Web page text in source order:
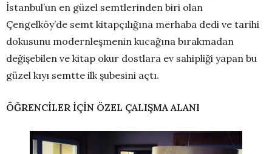
İstanbul’un en güzel semtlerinden biri olan
Çengelköy’de semt kitapçılığına merhaba dedi ve tarihi
dokusunu modernleşmenin kucağına bırakmadan
değişebilen ve kitap okur dostlara ev sahipliği yapan bu
güzel kıyı semtte ilk şubesini açtı.
ÖĞRENCİLER İÇİN ÖZEL ÇALIŞMA ALANI